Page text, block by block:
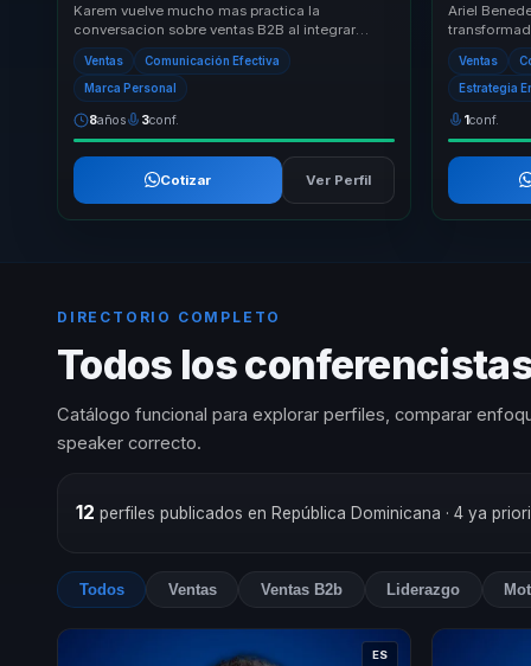
Karem vuelve mucho mas practica la
conversacion sobre ventas B2B al integrar
storytelling, prospeccion estrategica y criterio
comercial e...
Ventas Comunicación Efectiva
Marca Personal
8años 3conf.
Cotizar Ver Perfil
Ariel
Ventas
Estrategia
1conf.
DIRECTORIO COMPLETO
Todos los
Catálogo funcional para explorar perfiles, comparar
speaker correcto.
12 perfiles publicados en República Dominicana · 4 ya
Todos Ventas Ventas B2b Liderazgo
ES